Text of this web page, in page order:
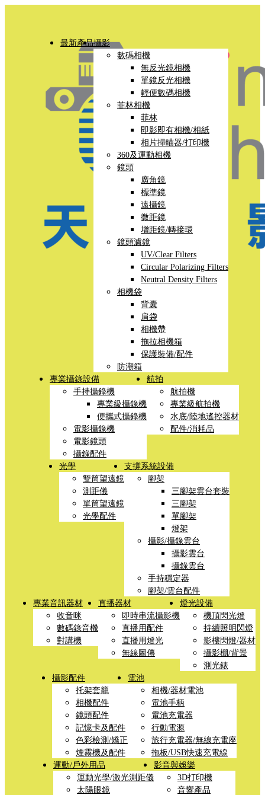
最新產品攝影
數碼相機
無反光鏡相機
單鏡反光相機
輕便數碼相機
菲林相機
菲林
即影即有相機/相紙
相片掃瞄器/打印機
360及運動相機
鏡頭
廣角鏡
標準鏡
遠攝鏡
微距鏡
增距鏡/轉接環
鏡頭濾鏡
UV/Clear Filters
Circular Polarizing Filters
Neutral Density Filters
相機袋
背囊
肩袋
相機帶
拖拉相機箱
保護裝備/配件
防潮箱
專業攝錄設備
手持攝錄機
專業級攝錄機
便攜式攝錄機
電影攝錄機
電影鏡頭
攝錄配件
航拍
航拍機
專業級航拍機
水底/陸地遙控器材
配件/消耗品
光學
雙筒望遠鏡
測距儀
單筒望遠鏡
光學配件
支撐系統設備
腳架
三腳架雲台套裝
三腳架
單腳架
燈架
攝影/攝錄雲台
攝影雲台
攝錄雲台
手持穩定器
腳架/雲台配件
專業音訊器材
收音咪
數碼錄音機
對講機
直播器材
即時串流攝影機
直播用配件
直播用燈光
無線圖傳
燈光設備
機頂閃光燈
持續照明閃燈
影樓閃燈/器材
攝影棚/背景
測光錶
攝影配件
托架套籠
相機配件
鏡頭配件
記憶卡及配件
色彩檢測/矯正
煙霧機及配件
電池
相機/器材電池
電池手柄
電池充電器
行動電源
旅行充電器/無線充電座
拖板/USB快速充電線
運動/戶外用品
運動光學/激光測距儀
太陽眼鏡
影音與娛樂
3D打印機
音響產品